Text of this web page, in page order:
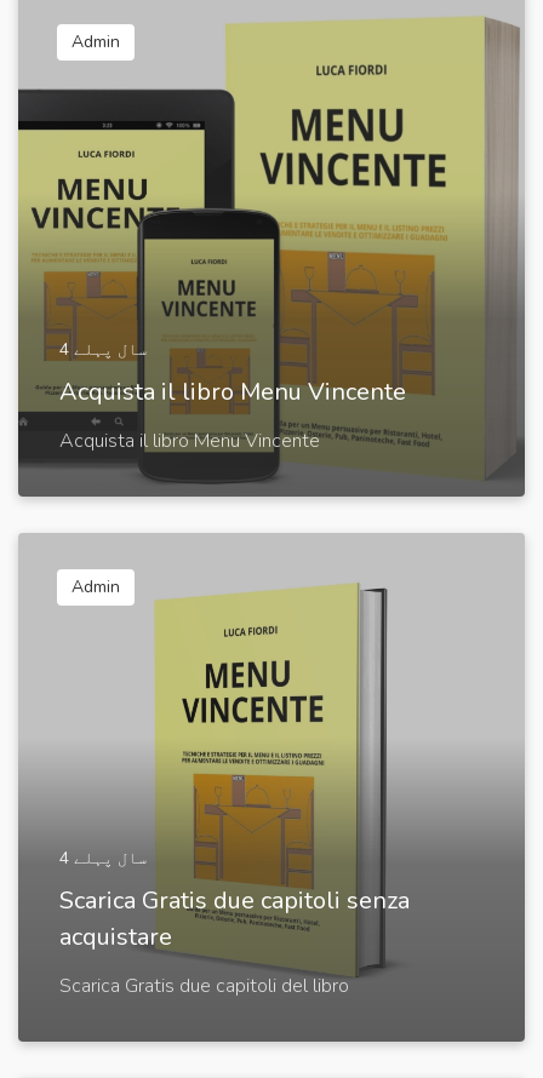
Admin
4 سال پہلے
Acquista il libro Menu Vincente
Acquista il libro Menu Vincente
Admin
4 سال پہلے
Scarica Gratis due capitoli senza
acquistare
Scarica Gratis due capitoli del libro